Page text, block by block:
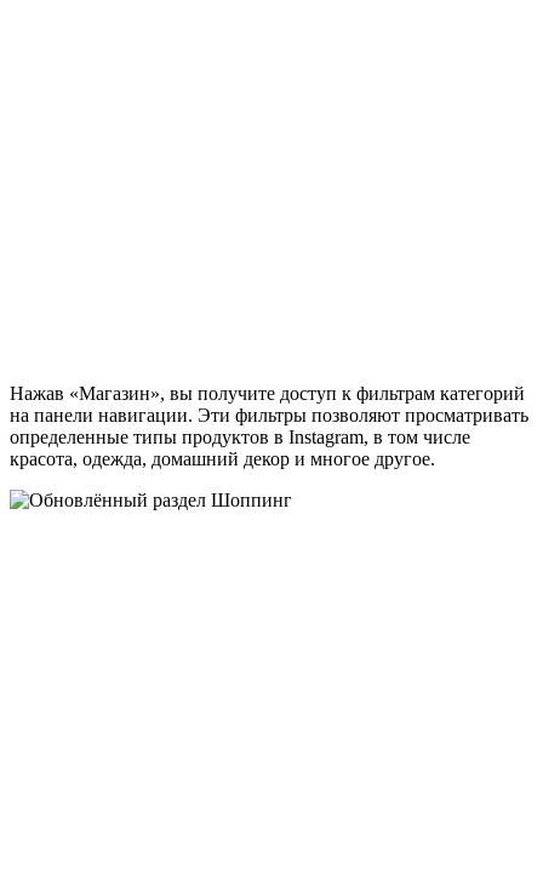
Нажав «Магазин», вы получите доступ к фильтрам категорий
на панели навигации. Эти фильтры позволяют просматривать
определенные типы продуктов в Instagram, в том числе
красота, одежда, домашний декор и многое другое.